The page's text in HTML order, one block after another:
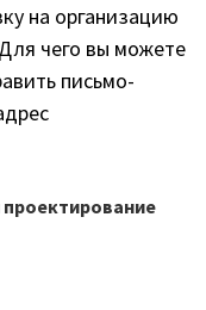
на организацию
чего вы можете
письмо-
проектирование